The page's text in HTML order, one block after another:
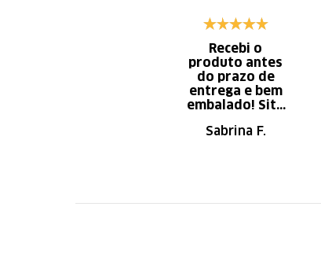
Recebi o
produto antes
do prazo de
entrega e bem
embalado! Site
navegação.
Sabrina F.